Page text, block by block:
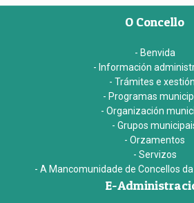
O Concello
- Benvida
- Información
- Trámites e
- Programas
- Organización
- Grupos
- Orzamentos
- Servizos
- A Mancomunidade de Concellos
E-